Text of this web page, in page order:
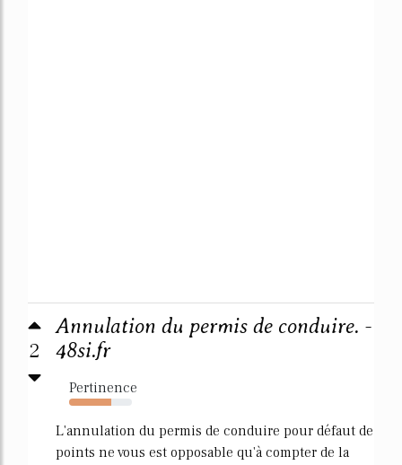
2
Annulation du permis de conduire. -
48si.fr
Pertinence
67%
L'annulation du permis de conduire pour défaut de
points ne vous est opposable qu'à compter de la